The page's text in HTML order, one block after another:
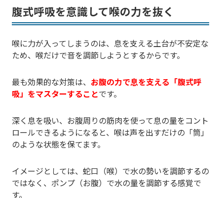
腹式呼吸を意識して喉の力を抜く
喉に力が入ってしまうのは、息を支える土台が不安定な
ため、喉だけで音を調節しようとするからです。
最も効果的な対策は、 お腹の力で息を支える「腹式呼
吸」をマスターすることです。
深く息を吸い、お腹周りの筋肉を使って息の量をコント
ロールできるようになると、喉は声を出すだけの「筒」
のような状態を保てます。
イメージとしては、蛇口（喉）で水の勢いを調節するの
ではなく、ポンプ（お腹）で水の量を調節する感覚で
す。